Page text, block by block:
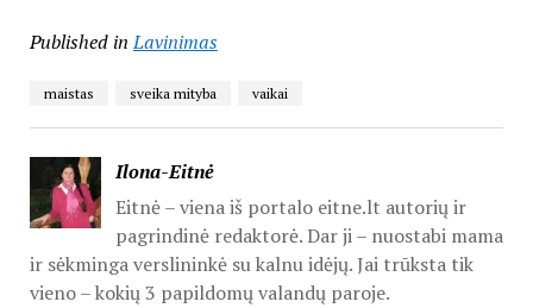
Published in Lavinimas
maistas sveika mityba vaikai
Ilona-Eitnė
Eitnė – viena iš portalo eitne.lt autorių ir
pagrindinė redaktorė. Dar ji – nuostabi mama
ir sėkminga verslininkė su kalnu idėjų. Jai trūksta tik
vieno – kokių 3 papildomų valandų paroje.